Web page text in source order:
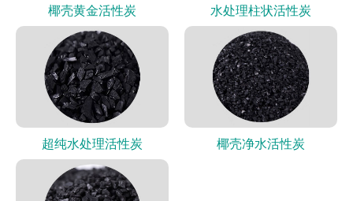
椰壳黄金活性炭 水处理柱状活性炭
超纯水处理活性炭 椰壳净水活性炭